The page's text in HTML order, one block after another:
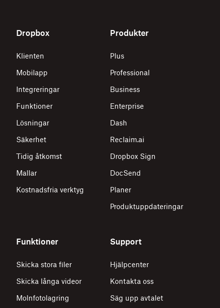
Dropbox
Klienten
Mobilapp
Integreringar
Funktioner
Lösningar
Säkerhet
Tidig åtkomst
Mallar
Kostnadsfria verktyg
Produkter
Plus
Professional
Business
Enterprise
Dash
Reclaim.ai
Dropbox Sign
DocSend
Planer
Produktuppdateringar
Funktioner
Skicka stora filer
Skicka långa videor
Molnfotolagring
Support
Hjälpcenter
Kontakta oss
Säg upp avtalet